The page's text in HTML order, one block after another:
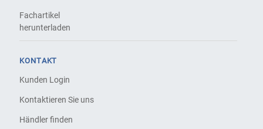
Fachartikel
herunterladen
KONTAKT
Kunden Login
Kontaktieren Sie uns
Händler finden